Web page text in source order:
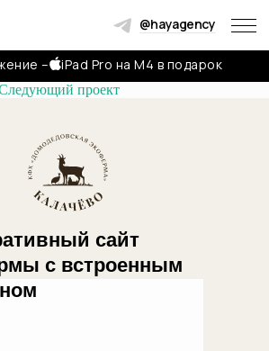
– iPad Pro на M4 в подарок
проект
сайт
с встроенным
двух часов, чтобы задать
можем принести